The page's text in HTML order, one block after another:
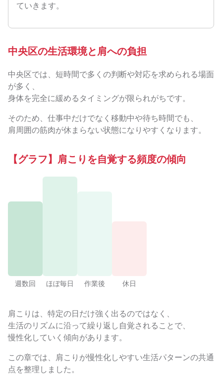
ていきます。
中央区の生活環境と肩への負担
中央区では、短時間で多くの判断や対応を求められる場面
が多く、
身体を完全に緩めるタイミングが限られがちです。
そのため、仕事中だけでなく移動中や待ち時間でも、
肩周囲の筋肉が休まらない状態になりやすくなります。
【グラフ】肩こりを自覚する頻度の傾向
週数回 ほぼ毎日 作業後 休日
肩こりは、特定の日だけ強く出るのではなく、
生活のリズムに沿って繰り返し自覚されることで、
慢性化していく傾向があります。
この章では、肩こりが慢性化しやすい生活パターンの共通
点を整理しました。